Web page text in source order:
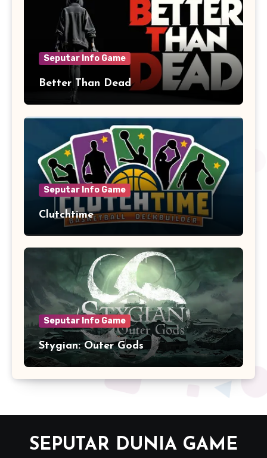
Seputar Info Game
Better Than Dead
Seputar Info Game
Clutchtime
Seputar Info Game
Stygian: Outer Gods
SEPUTAR DUNIA GAME